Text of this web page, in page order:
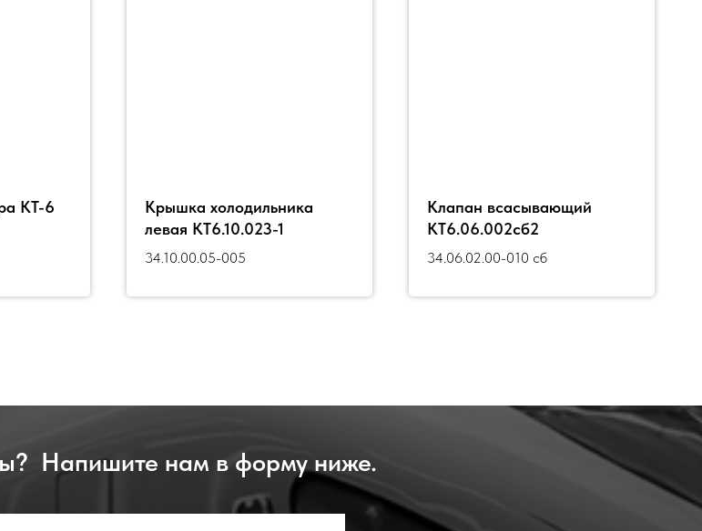
КТ-6
Крышка холодильника
левая КТ6.10.023-1
34.10.00.05-005
Клапан всасывающий
КТ6.06.002сб2
34.06.02.00-010 сб
Напишите нам в форму ниже.